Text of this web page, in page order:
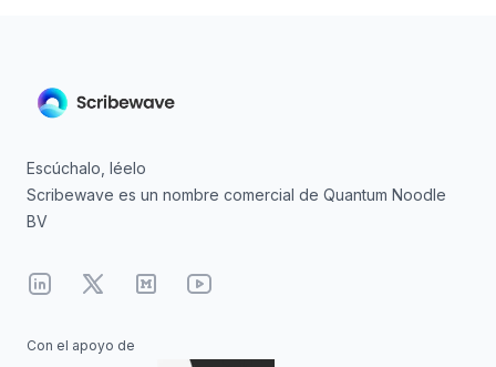
Escúchalo, léelo
Scribewave es un nombre comercial de Quantum Noodle
BV
Linkedin
X MediumYouTube
Con el apoyo de